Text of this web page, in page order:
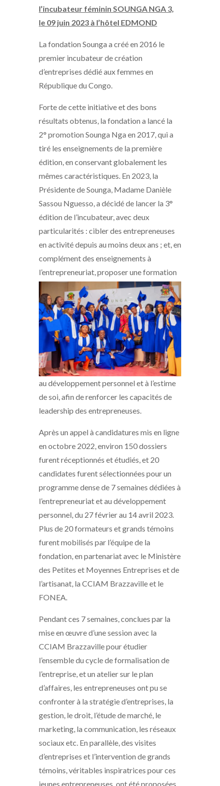
l’incubateur féminin SOUNGA NGA 3,
le 09 juin 2023 à l’hôtel EDMOND
La fondation Sounga a créé en 2016 le
premier incubateur de création
d’entreprises dédié aux femmes en
République du Congo.
Forte de cette initiative et des bons
résultats obtenus, la fondation a lancé la
2° promotion Sounga Nga en 2017, qui a
tiré les enseignements de la première
édition, en conservant globalement les
mêmes caractéristiques. En 2023, la
Présidente de Sounga, Madame Danièle
Sassou Nguesso, a décidé de lancer la 3°
édition de l’incubateur, avec deux
particularités : cibler des entrepreneuses
en activité depuis au moins deux ans ; et, en
complément des enseignements à
l’entrepreneuriat, proposerune formation
au développement personnel et à l’estime
de soi, afin de renforcer les capacités de
leadership des entrepreneuses.
Après un appel à candidatures mis en ligne
en octobre 2022, environ 150 dossiers
furent réceptionnés et étudiés, et 20
candidates furent sélectionnées pour un
programme dense de 7 semaines dédiées à
l’entrepreneuriat et au développement
personnel, du 27 février au 14 avril 2023.
Plus de 20 formateurs et grands témoins
furent mobilisés par l’équipe de la
fondation, en partenariat avec le Ministère
des Petites et Moyennes Entreprises et de
l’artisanat, la CCIAM Brazzaville et le
FONEA.
Pendant ces 7 semaines, conclues par la
mise en œuvre d’une session avec la
CCIAM Brazzaville pour étudier
l’ensemble du cycle de formalisation de
l’entreprise, et un atelier sur le plan
d’affaires, les entrepreneuses ont pu se
confronter à la stratégie d’entreprises, la
gestion, le droit, l’étude de marché, le
marketing, la communication, les réseaux
sociaux etc. En parallèle, des visites
d’entreprises et l’intervention de grands
témoins, véritables inspiratrices pour ces
jeunes entrepreneuses, ont été proposées